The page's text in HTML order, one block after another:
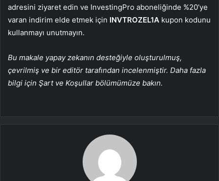
adresini ziyaret edin ve InvestingPro aboneliğinde %20’ye
varan indirim elde etmek için INVTROZEL1A kupon kodunu
kullanmayı unutmayın.
Bu makale yapay zekanın desteğiyle oluşturulmuş,
çevrilmiş ve bir editör tarafından incelenmiştir. Daha fazla
bilgi için Şart ve Koşullar bölümümüze bakın.